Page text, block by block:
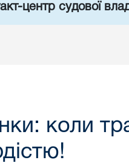
центр судової
коли